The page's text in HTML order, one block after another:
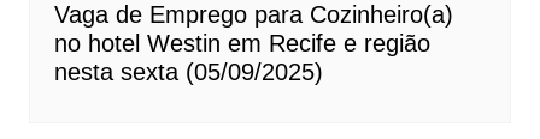
Vaga de Emprego para Cozinheiro(a)
no hotel Westin em Recife e região
nesta sexta (05/09/2025)